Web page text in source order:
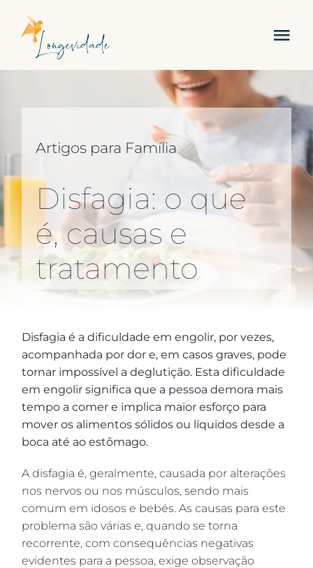
content
Contactos
Artigos para Família
Disfagia: o que
é, causas e
tratamento
Disfagia é a dificuldade em engolir, por vezes,
acompanhada por dor e, em casos graves, pode
tornar impossível a deglutição. Esta dificuldade
em engolir significa que a pessoa demora mais
tempo a comer e implica maior esforço para
mover os alimentos sólidos ou líquidos desde a
boca até ao estômago.
A disfagia é, geralmente, causada por alterações
nos nervos ou nos músculos, sendo mais
comum em idosos e bebés. As causas para este
problema são várias e, quando se torna
recorrente, com consequências negativas
evidentes para a pessoa, exige observação